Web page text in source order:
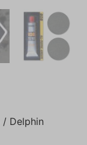
/ Delphin